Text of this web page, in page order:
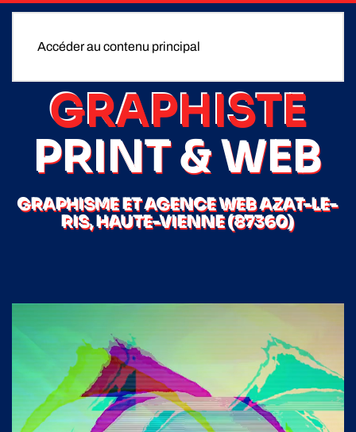
Accéder au contenu principal
GRAPHISTE
PRINT & WEB
GRAPHISME ET AGENCE WEB AZAT-LE-
RIS, HAUTE-VIENNE (87360)